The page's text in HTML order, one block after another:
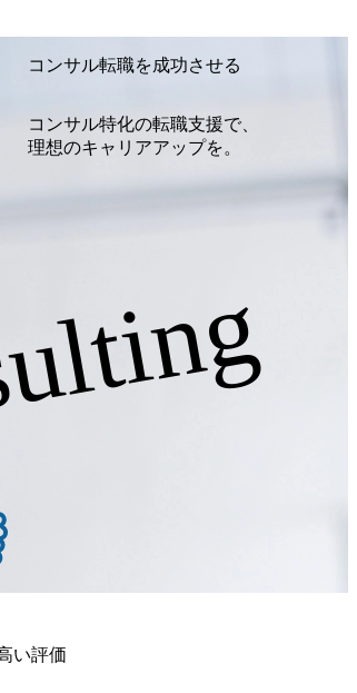
コンサル転職を成功させる
コンサル特化の転職支援で、
理想のキャリアアップを。
い評価